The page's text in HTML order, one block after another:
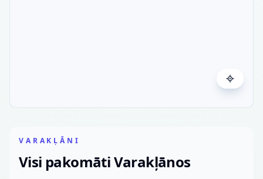
VARAKĻĀNI
Visi pakomāti Varakļānos